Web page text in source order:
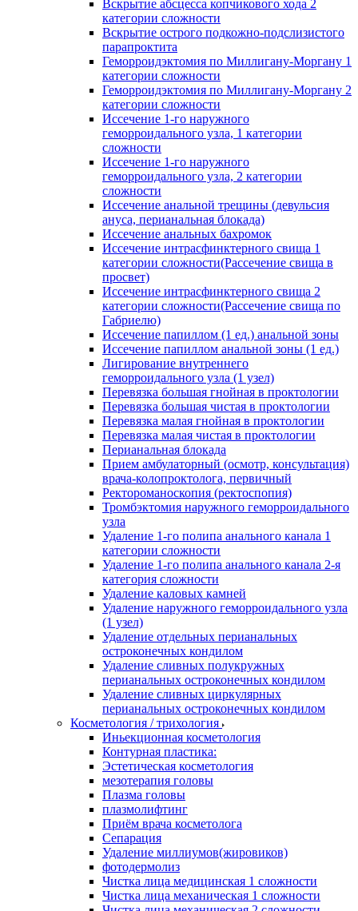
Вскрытие абсцесса копчикового хода 2
категории сложности
Вскрытие острого подкожно-подслизистого
парапроктита
Геморроидэктомия по Миллигану-Моргану 1
категории сложности
Геморроидэктомия по Миллигану-Моргану 2
категории сложности
Иссечение 1-го наружного
геморроидального узла, 1 категории
сложности
Иссечение 1-го наружного
геморроидального узла, 2 категории
сложности
Иссечение анальной трещины (девульсия
ануса, перианальная блокада)
Иссечение анальных бахромок
Иссечение интрасфинктерного свища 1
категории сложности(Рассечение свища в
просвет)
Иссечение интрасфинктерного свища 2
категории сложности(Рассечение свища по
Габриелю)
Иссечение папиллом (1 ед.) анальной зоны
Иссечение папиллом анальной зоны (1 ед.)
Лигирование внутреннего
геморроидального узла (1 узел)
Перевязка большая гнойная в проктологии
Перевязка большая чистая в проктологии
Перевязка малая гнойная в проктологии
Перевязка малая чистая в проктологии
Перианальная блокада
Прием амбулаторный (осмотр, консультация)
врача-колопроктолога, первичный
Ректороманоскопия (ректоспопия)
Тромбэктомия наружного геморроидального
узла
Удаление 1-го полипа анального канала 1
категории сложности
Удаление 1-го полипа анального канала 2-я
категория сложности
Удаление каловых камней
Удаление наружного геморроидального узла
(1 узел)
Удаление отдельных перианальных
остроконечных кондилом
Удаление сливных полукружных
перианальных остроконечных кондилом
Удаление сливных циркулярных
перианальных остроконечных кондилом
Косметология / трихология
Иньекционная косметология
Контурная пластика:
Эстетическая косметология
мезотерапия головы
Плазма головы
плазмолифтинг
Приём врача косметолога
Сепарация
Удаление миллиумов(жировиков)
фотодермолиз
Чистка лица медицинская 1 сложности
Чистка лица механическая 1 сложности